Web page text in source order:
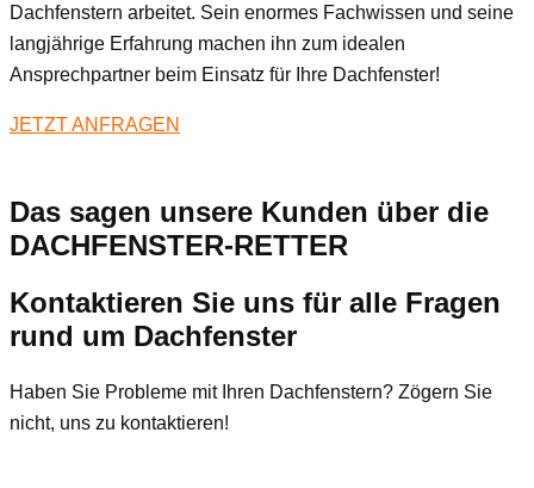
Dachfenstern arbeitet. Sein enormes Fachwissen und seine
langjährige Erfahrung machen ihn zum idealen
Ansprechpartner beim Einsatz für Ihre Dachfenster!
JETZT ANFRAGEN
Das sagen unsere Kunden über die
DACHFENSTER-RETTER
Kontaktieren Sie uns für alle Fragen
rund um Dachfenster
Haben Sie Probleme mit Ihren Dachfenstern? Zögern Sie
nicht, uns zu kontaktieren!